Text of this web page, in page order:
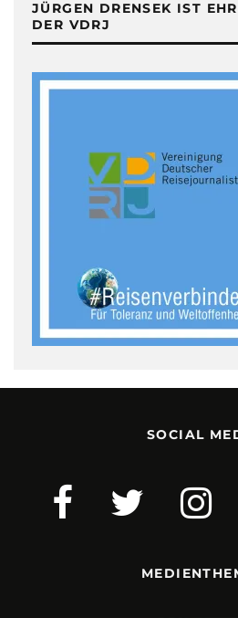
JÜRGEN DRENSEK IST
DER VDRJ
SOCIAL